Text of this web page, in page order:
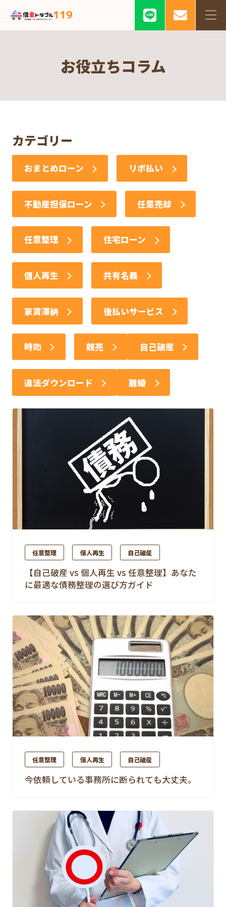
お役立ちコラム
カテゴリー
おまとめローン リボ払い
不動産担保ローン 任意売却
任意整理 住宅ローン
個人再生 共有名義
家賃滞納 後払いサービス
時効 競売 自己破産
違法ダウンロード 離婚
任意整理 個人再生 自己破産
【自己破産 vs 個人再生 vs 任意整理】あなた
に最適な債務整理の選び方ガイド
任意整理 個人再生 自己破産
今依頼している事務所に断られても大丈夫。